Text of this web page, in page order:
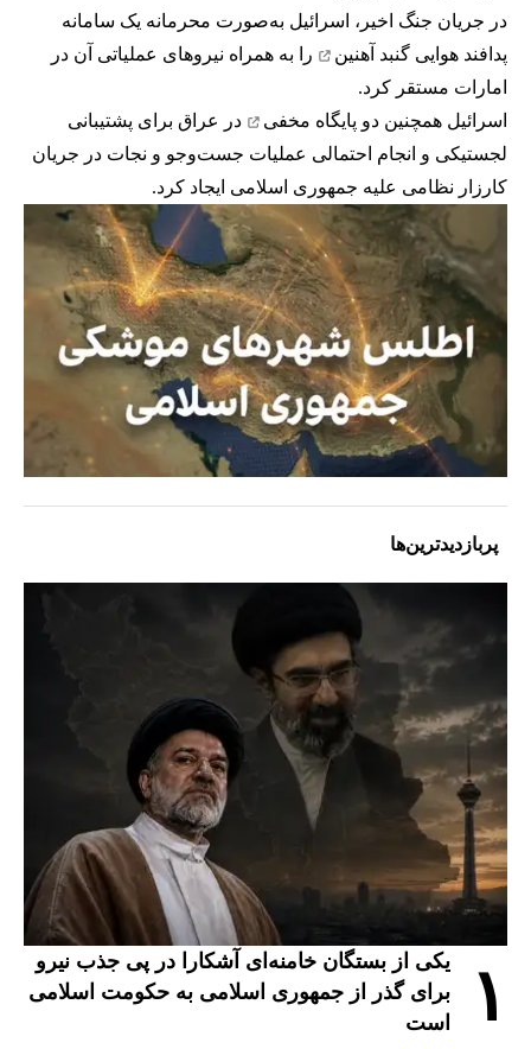
در جریان جنگ اخیر، اسرائیل به‌صورت محرمانه یک سامانه
پدافند هوایی گنبد آهنین
را به همراه نیروهای عملیاتی آن در
امارات مستقر کرد.
اسرائیل همچنین دو پایگاه مخفی
در عراق برای پشتیبانی
لجستیکی و انجام احتمالی عملیات جست‌وجو و نجات در جریان
کارزار نظامی علیه جمهوری اسلامی ایجاد کرد.
پربازدیدترین‌ها
۱
یکی از بستگان خامنه‌ای آشکارا در پی جذب نیرو
برای گذر از جمهوری اسلامی به حکومت اسلامی
است